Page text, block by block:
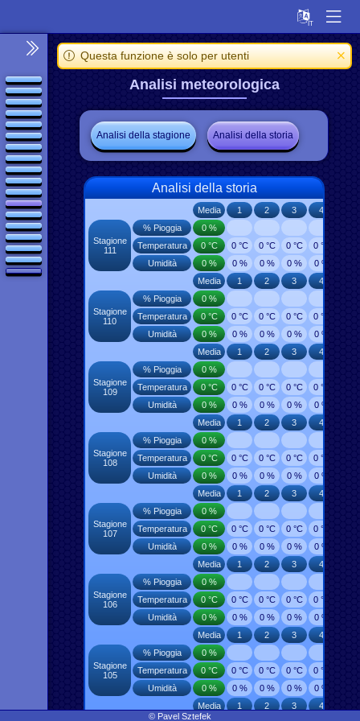
Questa funzione è solo per utenti
Analisi meteorologica
Analisi della stagione Analisi della storia
Analisi della storia
Media 1 2 3 4
Stagione
111
% Pioggia
0 %
Temperatura
0 °C 0 °C 0 °C 0 °C 0 °C
Umidità
0 % 0 % 0 % 0 % 0 %
Media
1 2 3 4
Stagione
110
% Pioggia
0 %
Temperatura
0 °C 0 °C 0 °C 0 °C 0 °C
Umidità
0 % 0 % 0 % 0 % 0 %
Media
1 2 3 4
Stagione
109
% Pioggia
0 %
Temperatura
0 °C 0 °C 0 °C 0 °C 0 °C
Umidità
0 % 0 % 0 % 0 % 0 %
Media
1 2 3 4
Stagione
108
% Pioggia
0 %
Temperatura
0 °C 0 °C 0 °C 0 °C 0 °C
Umidità
0 % 0 % 0 % 0 % 0 %
Media
1 2 3 4
Stagione
107
% Pioggia
0 %
Temperatura
0 °C 0 °C 0 °C 0 °C 0 °C
Umidità
0 % 0 % 0 % 0 % 0 %
Media
1 2 3 4
Stagione
106
% Pioggia
0 %
Temperatura
0 °C 0 °C 0 °C 0 °C 0 °C
Umidità
0 % 0 % 0 % 0 % 0 %
Media
1 2 3 4
Stagione
105
% Pioggia
0 %
Temperatura
0 °C 0 °C 0 °C 0 °C 0 °C
Umidità
0 % 0 % 0 % 0 % 0 %
Media
1 2 3 4
© Pavel Sztefek